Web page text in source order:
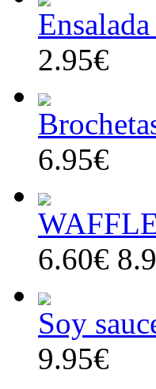
2.95€
6.95€
6.60€
Soy
9.95€